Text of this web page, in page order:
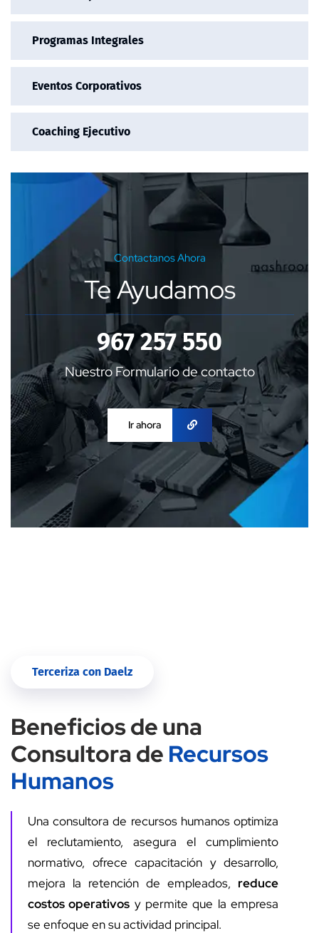
Programas Integrales
Eventos Corporativos
Coaching Ejecutivo
Contactanos Ahora
Te Ayudamos
967 257 550
Nuestro Formulario de contacto
Ir ahora
Terceriza con Daelz
Beneficios de una
Consultora de Recursos
Humanos
Una consultora de recursos humanos optimiza
el reclutamiento, asegura el cumplimiento
normativo, ofrece capacitación y desarrollo,
mejora la retención de empleados, reduce
costos operativos y permite que la empresa
se enfoque en su actividad principal.